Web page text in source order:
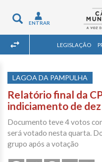
Toggle
navigation
ENTRAR
LEGISLAÇÃO
LAGOA DA PAMPULHA
Relatório final da
indiciamento de
Documento teve 4 votos
será votado nesta quarta.
grupo após a votação